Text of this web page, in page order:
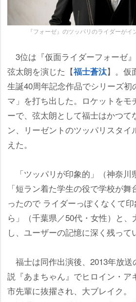
『フォーゼ』のツッパリのライダーが
3位は『仮面ライダーフォーゼ
弦太朗を演じた【福士蒼汰】。仮
生誕40周年記念作品でシリーズ初
マ」を打ち出した。ロケットをモ
ーで、弦太朗として福士はかつて
ン、リーゼントのツッパリスタイ
えた。
「ツッパリが印象的」（神奈川
「短ラン着た学生の役で学校が
ったので ライダーっぽくなくて
ら」（千葉県／50代・女性）と
し、ユーザーの記憶に深く残って
福士は同作出演後、2013年放送
説『あまちゃん』でヒロイン・ア
市先輩に抜擢され、大ブレイク。